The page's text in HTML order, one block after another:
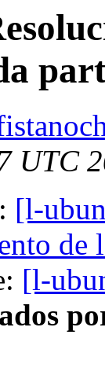
UTC
[l-
de
[l-